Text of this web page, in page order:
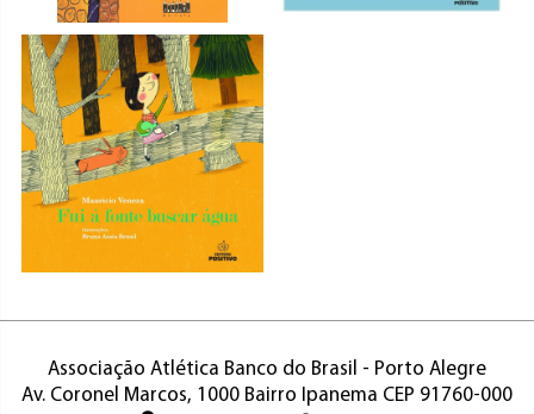
Associação Atlética Banco do Brasil - Porto Alegre
Av. Coronel Marcos, 1000 Bairro Ipanema CEP 91760-000